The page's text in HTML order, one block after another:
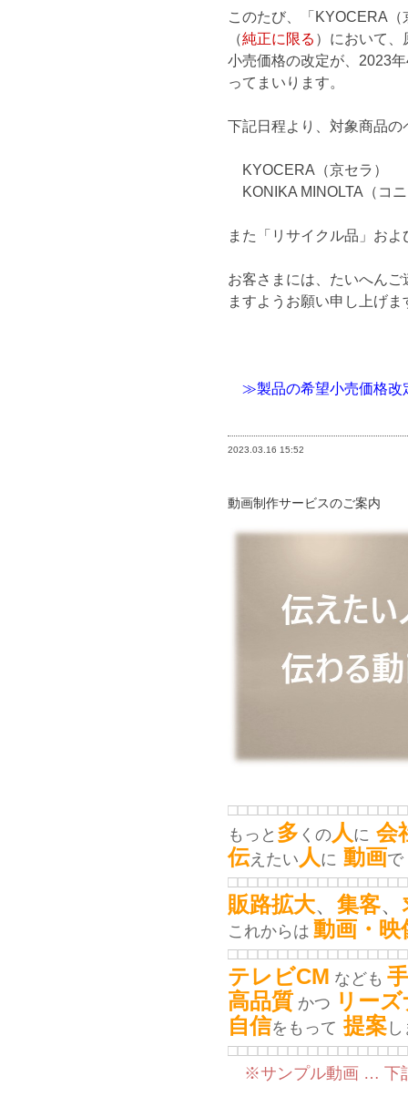
このたび、「KYOCERA
（純正に限る ）において
小売価格の改定が、2023
ってまいります。
下記日程より、対象商品
KYOCERA（京セ
KONIKA MINOLTA（コ
また「リサイクル品」お
お客さまには、たいへん
ますようお願い申し上げま
≫製品の希望小売価格改
2023.03.16 15:52
動画制作サービスのご案内
□□□□□□□□□□□□□□□□□□
もっと 多 くの 人 に 会
伝えたい 人 に 動画で
□□□□□□□□□□□□□□□□□□
販路拡大、 集客、
これからは 動画・ 映
□□□□□□□□□□□□□□□□□□
テレビCM なども 手
高品質 かつ リー
自信をもって 提案
□□□□□□□□□□□□□□□□□□
※サンプル動画 … 下